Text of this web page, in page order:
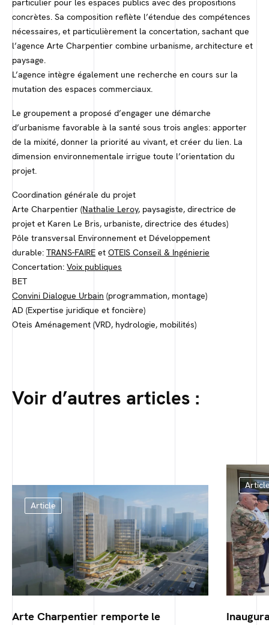
particulier pour les espaces publics avec des propositions
concrètes. Sa composition reflète l’étendue des compétences
nécessaires, et particulièrement la concertation, sachant que
l’agence Arte Charpentier combine urbanisme, architecture et
paysage.
L’agence intègre également une recherche en cours sur la
mutation des espaces commerciaux.
Le groupement a proposé d’engager une démarche
d’urbanisme favorable à la santé sous trois angles: apporter
de la mixité, donner la priorité au vivant, et créer du lien. La
dimension environnementale irrigue toute l’orientation du
projet.
Coordination générale du projet
Arte Charpentier (Nathalie Leroy, paysagiste, directrice de
projet et Karen Le Bris, urbaniste, directrice des études)
Pôle transversal Environnement et Développement
durable: TRANS-FAIRE et OTEIS Conseil & Ingénierie
Concertation: Voix publiques
BET
Convini Dialogue Urbain (programmation, montage)
AD (Expertise juridique et foncière)
Oteis Aménagement (VRD, hydrologie, mobilités)
Voir d’autres articles :
Article
Arte Charpentier remporte le